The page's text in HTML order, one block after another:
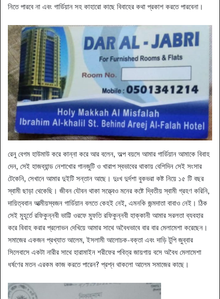
নিতে পারবে না এবং গার্ডিয়ান সহ কাহারো কাছে বিবাহের কথা প্রকাশ করতে পারবেনা।
রেনু বেগম হাউমাউ করে কান্না করে আর বলেন, অল্প বয়সে আমার গার্ডিয়ান আমাকে বিবাহ
দেন, সেই হাজব্যান্ড নেশাখোর গানজুটি ও খারাপ স্বভাবের থাকায় বেশিদিন সেই সংসার
টেকেনি, সেখানে আমার দুইটি সন্তান আছে। দুঃখ দুর্দশা বুকভরা কষ্ট নিয়ে ১৫ টি বছর
স্বামী ছাড়া থেকেছি। জীবন যৌবন থাকা সত্ত্বেও মনের কষ্টে দ্বিতীয় স্বামী গ্রহণ করিনি,
দায়িত্ববান আত্মীয়স্বজন গার্ডিয়ান বলতে কেহই নেই, এমনকি জন্মদাতা বাবাও নেই। ঠিক
সেই মুহূর্তে রফিকুন্নবী ভাট্টি ওরফে মুফতি রফিকুন্নবী হাক্কানী আমার সরলতা ব্যবহার
করে বিবাহ করার প্রলোভন দেখিয়ে আমার সাথে অবৈধভাবে বার বার মেলামেশা করেছেন।
সমাজের একজন প্রখ্যাত আলেম, ইসলামী আলোচক-বক্তা এবং দাড়ি টুপি জুব্বার
সিলেবাসে একটা নারীর সাথে হারামাইন শরীফের পবিত্র জায়গায় বসে অবৈধ মেলামেশা
ধর্ষণের মতন এরকম কাজ করতে পারেন? প্রশ্ন থাকলো আলেম সমাজের কাছে।